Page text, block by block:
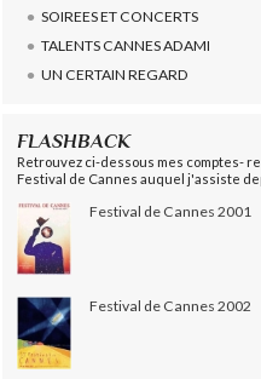
SOIREES ET CONCERTS
TALENTS CANNES ADAMI
UN CERTAIN REGARD
FLASHBACK
Retrouvez ci-dessous mes comptes-
Festival de Cannes auquel j'assiste
Festival de Cannes 2001
Festival de Cannes 2002